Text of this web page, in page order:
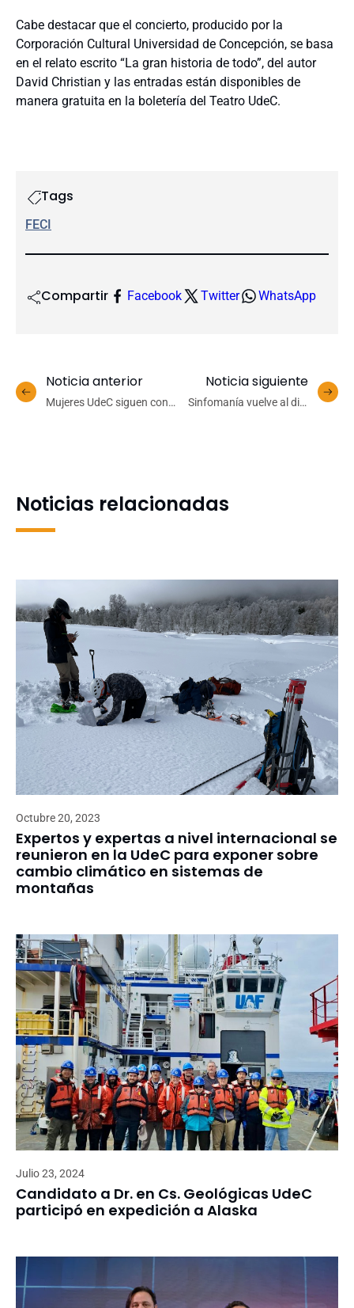
Cabe destacar que el concierto, producido por la
Corporación Cultural Universidad de Concepción, se basa
en el relato escrito “La gran historia de todo”, del autor
David Christian y las entradas están disponibles de
manera gratuita en la boletería del Teatro UdeC.
Tags
FECI
Compartir Facebook Twitter WhatsApp
Noticia anterior
Mujeres UdeC siguen con
Noticia siguiente
Sinfomanía vuelve al dial
Noticias relacionadas
Octubre 20, 2023
Expertos y expertas a nivel internacional se
reunieron en la UdeC para exponer sobre
cambio climático en sistemas de
montañas
Julio 23, 2024
Candidato a Dr. en Cs. Geológicas UdeC
participó en expedición a Alaska